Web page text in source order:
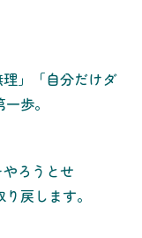
」「自分だけダ
歩。
ろうとせ
戻します。